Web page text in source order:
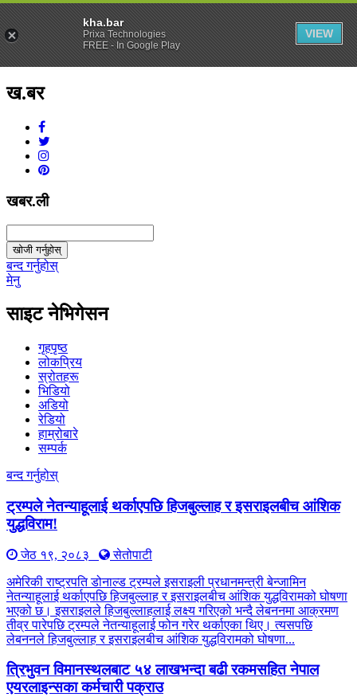
ख.बर
खबर.ली
खोजी गर्नुहोस्
बन्द गर्नुहोस्
मेनु
साइट नेभिगेसन
गृहपृष्ठ
लोकप्रिय
स्रोतहरू
भिडियो
अडियो
रेडियो
हाम्रोबारे
सम्पर्क
बन्द गर्नुहोस्
ट्रम्पले नेतन्याहूलाई थर्काएपछि हिजबुल्लाह र इसराइलबीच आंशिक
युद्धविराम!
जेठ १९, २०८३
सेतोपाटी
अमेरिकी राष्ट्रपति डोनाल्ड ट्रम्पले इसराइली प्रधानमन्त्री बेन्जामिन
नेतन्याहूलाई थर्काएपछि हिजबुल्लाह र इसराइलबीच आंशिक युद्धविरामको घोषणा
भएको छ। इसराइलले हिजबुल्लाहलाई लक्ष्य गरिएको भन्दै लेबननमा आक्रमण
तीव्र पारेपछि ट्रम्पले नेतन्याहूलाई फोन गरेर थर्काएका थिए। त्यसपछि
लेबननले हिजबुल्लाह र इसराइलबीच आंशिक युद्धविरामको घोषणा...
त्रिभुवन विमानस्थलबाट ५४ लाखभन्दा बढी रकमसहित नेपाल
एयरलाइन्सका कर्मचारी पक्राउ
kha.bar
Prixa Technologies
FREE - In Google Play
VIEW